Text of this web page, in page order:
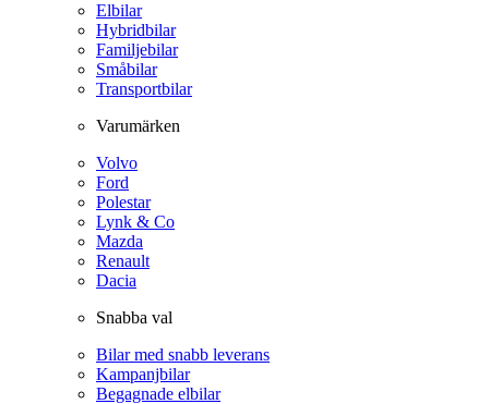
Elbilar
Hybridbilar
Familjebilar
Småbilar
Transportbilar
Varumärken
Volvo
Ford
Polestar
Lynk & Co
Mazda
Renault
Dacia
Snabba val
Bilar med snabb leverans
Kampanjbilar
Begagnade elbilar